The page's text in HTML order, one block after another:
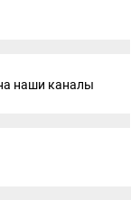
наши каналы